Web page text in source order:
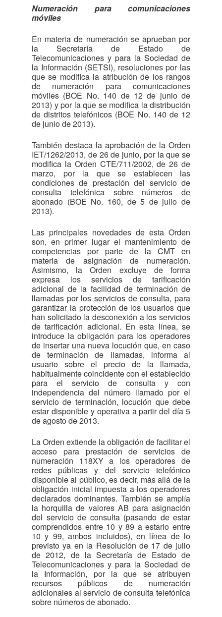
Numeración para comunicaciones
móviles
En materia de numeración se aprueban por
la Secretaría de Estado de
Telecomunicaciones y para la Sociedad de
la Información (SETSI), resoluciones por las
que se modifica la atribución de los rangos
de numeración para comunicaciones
móviles (BOE No. 140 de 12 de junio de
2013) y por la que se modifica la distribución
de distritos telefónicos (BOE No. 140 de 12
de junio de 2013).
También destaca la aprobación de la Orden
IET/1262/2013, de 26 de junio, por la que se
modifica la Orden CTE/711/2002, de 26 de
marzo, por la que se establecen las
condiciones de prestación del servicio de
consulta telefónica sobre números de
abonado (BOE No. 160, de 5 de julio de
2013).
Las principales novedades de esta Orden
son, en primer lugar el mantenimiento de
competencias por parte de la CMT en
materia de asignación de numeración.
Asimismo, la Orden excluye de forma
expresa los servicios de tarificación
adicional de la facilidad de terminación de
llamadas por los servicios de consulta, para
garantizar la protección de los usuarios que
han solicitado la desconexión a los servicios
de tarificación adicional. En esta línea, se
introduce la obligación para los operadores
de insertar una nueva locución que, en caso
de terminación de llamadas, informa al
usuario sobre el precio de la llamada,
habitualmente coincidente con el establecido
para el servicio de consulta y con
independencia del número llamado por el
servicio de terminación, locución que debe
estar disponible y operativa a partir del día 5
de agosto de 2013.
La Orden extiende la obligación de facilitar el
acceso para prestación de servicios de
numeración 118XY a los operadores de
redes públicas y del servicio telefónico
disponible al público, es decir, más allá de la
obligación inicial impuesta a los operadores
declarados dominantes. También se amplía
la horquilla de valores AB para asignación
del servicio de consulta (pasando de estar
comprendidos entre 10 y 89 a estarlo entre
10 y 99, ambos incluidos), en línea de lo
previsto ya en la Resolución de 17 de julio
de 2012, de la Secretaría de Estado de
Telecomunicaciones y para la Sociedad de
la Información, por la que se atribuyen
recursos públicos de numeración
adicionales al servicio de consulta telefónica
sobre números de abonado.